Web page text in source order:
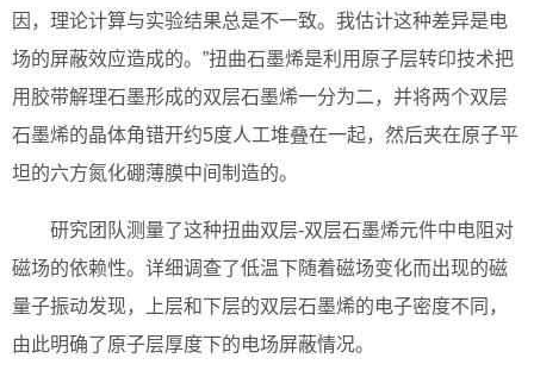
因，理论计算与实验结果总是不一致。我估计这种差异是电
场的屏蔽效应造成的。”扭曲石墨烯是利用原子层转印技术把
用胶带解理石墨形成的双层石墨烯一分为二，并将两个双层
石墨烯的晶体角错开约5度人工堆叠在一起，然后夹在原子平
坦的六方氮化硼薄膜中间制造的。
研究团队测量了这种扭曲双层-双层石墨烯元件中电阻对
磁场的依赖性。详细调查了低温下随着磁场变化而出现的磁
量子振动发现，上层和下层的双层石墨烯的电子密度不同，
由此明确了原子层厚度下的电场屏蔽情况。